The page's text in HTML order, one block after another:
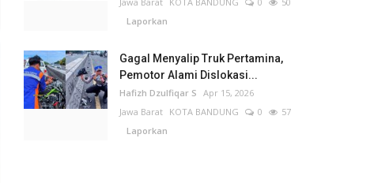
Laporkan
Gagal Menyalip Truk Pertamina,
Pemotor Alami Dislokasi...
Hafizh Dzulfiqar S Apr 15, 2026
Jawa Barat KOTA BANDUNG 0
57
Laporkan